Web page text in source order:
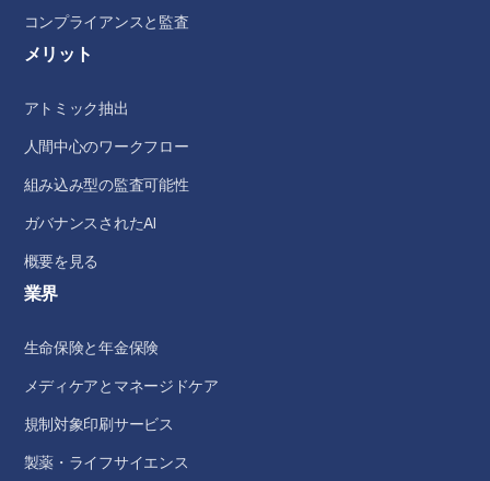
コンプライアンスと監査
メリット
アトミック抽出
人間中心のワークフロー
組み込み型の監査可能性
ガバナンスされたAI
概要を見る
業界
生命保険と年金保険
メディケアとマネージドケア
規制対象印刷サービス
製薬・ライフサイエンス